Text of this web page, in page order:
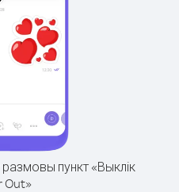
пункт «Выклік
Out»